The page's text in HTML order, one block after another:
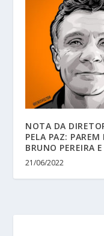
NOTA DA
PELA PAZ:
BRUNO PEREIRA
21/06/2022